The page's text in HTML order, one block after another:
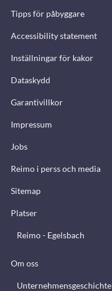
Tipps för påbyggare
Accessibility statement
Inställningar för kakor
Dataskydd
Garantivillkor
Impressum
Jobs
Reimo i perss och media
Sitemap
Platser
Reimo - Egelsbach
Om oss
Unternehmensgeschichte